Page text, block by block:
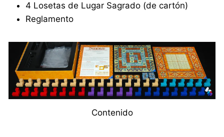
4 Losetas de Lugar Sagrado (de cartón)
Reglamento
Contenido